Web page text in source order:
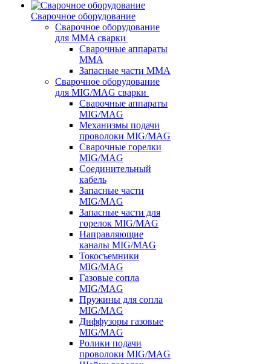
Сварочное оборудование
Сварочное оборудование
для MMA сварки
Сварочные аппараты
MMA
Запасные части MMA
Сварочное оборудование
для MIG/MAG сварки
Сварочные аппараты
MIG/MAG
Механизмы подачи
проволоки MIG/MAG
Сварочные горелки
MIG/MAG
Соединительный
кабель
Запасные части
MIG/MAG
Запасные части для
горелок MIG/MAG
Направляющие
каналы MIG/MAG
Токосъемники
MIG/MAG
Газовые сопла
MIG/MAG
Пружины для сопла
MIG/MAG
Диффузоры газовые
MIG/MAG
Ролики подачи
проволоки MIG/MAG